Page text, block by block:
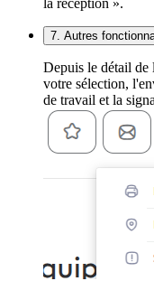
7. Autres
Depuis le détail
votre sélection,
de travail et la